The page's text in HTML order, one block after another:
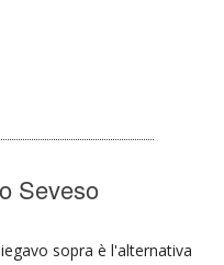
Seveso
sopra è l'alternativa